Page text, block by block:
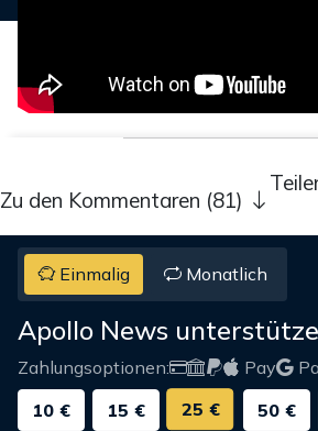
Zu den Kommentaren (81)
Einmalig Monatlich
Apollo News
Zahlungsoptionen: Pay
10 €
15 € 25 € 50 €